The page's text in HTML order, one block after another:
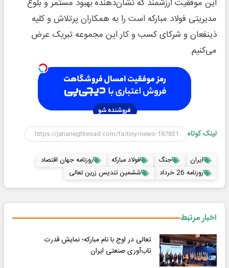
این موفقیت ارزشمند که نشان‌دهنده بهبود مستمر و بلوغ
مدیریتی فولاد مبارکه است را به همکاران پرتلاش و کلیه
ذینفعان و شرکای کسب و کار این مجموعه تبریک عرض
می‌کنیم.
لینک کوتاه
ایران جنگ فولاد مبارکه
روزنامه جهان اقتصاد
روزنامه 26 خرداد
ششمین تندیس زرین تعالی
اخبار مرتبط
تعالی در اوج با نام مبارکه؛ نمایش قدرت
تاب‌آوری صنعتی ایران